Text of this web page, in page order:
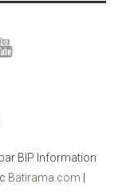
BIP Information
Batirama.com